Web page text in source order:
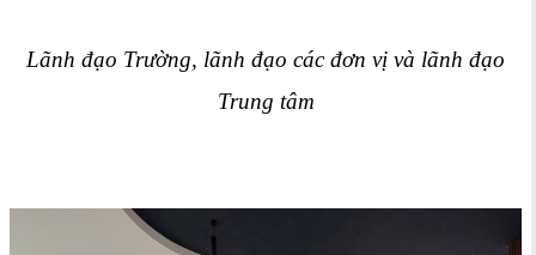
Lãnh đạo Trường, lãnh đạo các đơn vị và lãnh đạo
Trung tâm